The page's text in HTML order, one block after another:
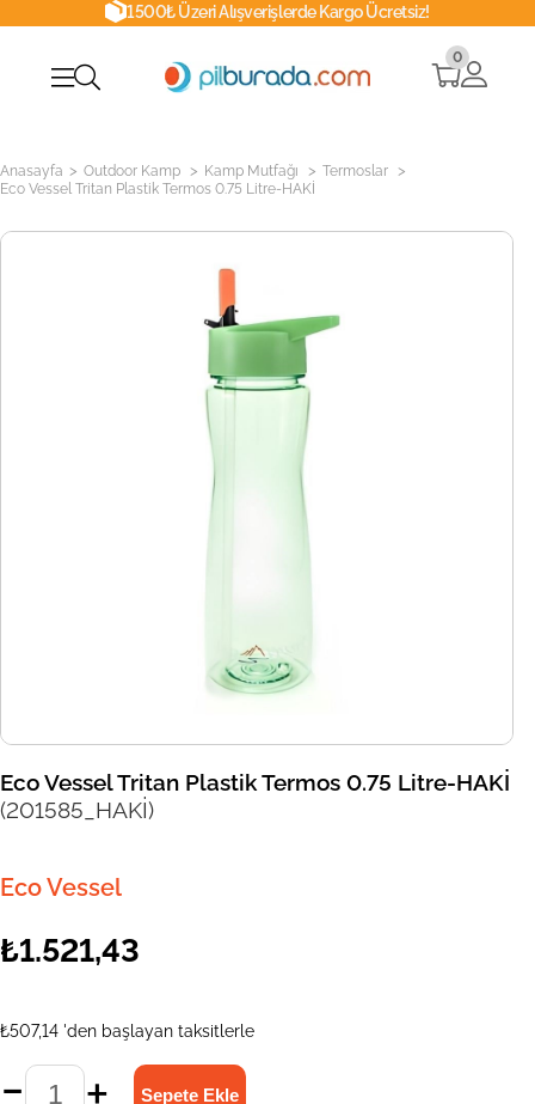
1500₺ Üzeri Alışverişlerde Kargo Ücretsiz!
0
Anasayfa > Outdoor Kamp > Kamp Mutfağı > Termoslar >
Eco Vessel Tritan Plastik Termos 0.75 Litre-HAKİ
Eco Vessel Tritan Plastik Termos 0.75 Litre-HAKİ
(201585_HAKİ)
Eco Vessel
₺1.521,43
₺507,14 'den başlayan taksitlerle